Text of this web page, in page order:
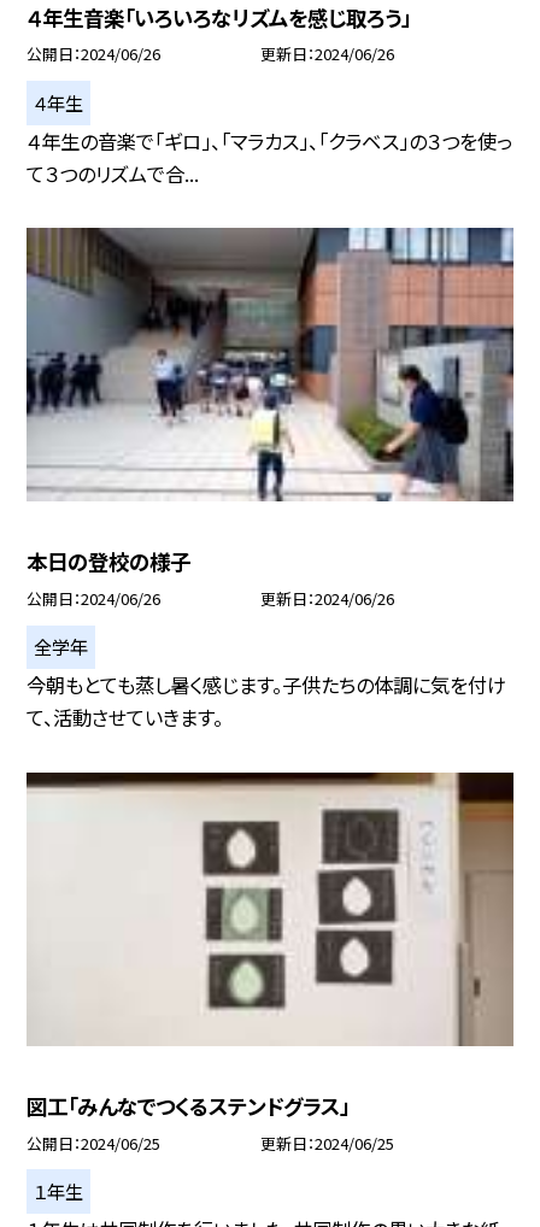
４年生音楽「いろいろなリズムを感じ取ろう」
公開日 2024/06/26 更新日 2024/06/26
４年生
４年生の音楽で「ギロ」、「マラカス」、「クラベス」の３つを使っ
て３つのリズムで合...
本日の登校の様子
公開日 2024/06/26 更新日 2024/06/26
全学年
今朝もとても蒸し暑く感じます。子供たちの体調に気を付け
て、活動させていきます。
図工「みんなでつくるステンドグラス」
公開日 2024/06/25 更新日 2024/06/25
１年生